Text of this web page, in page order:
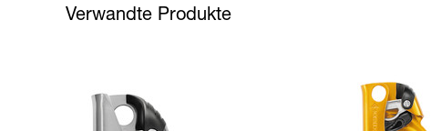
Verwandte Produkte